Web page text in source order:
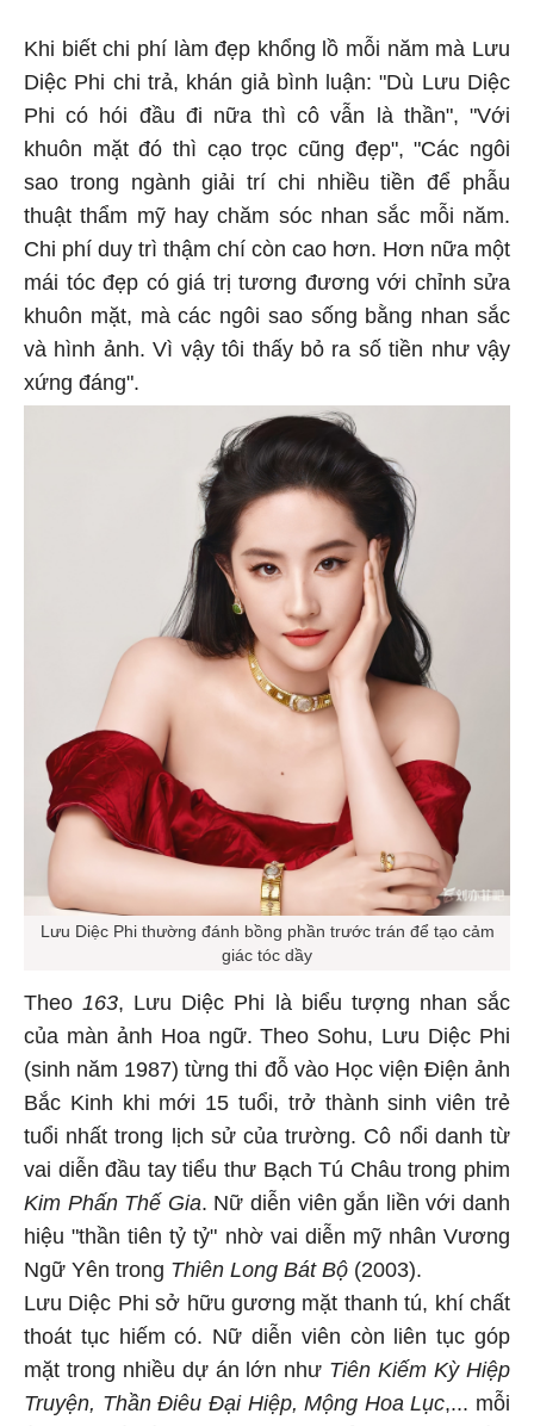
Khi biết chi phí làm đẹp khổng lồ mỗi năm mà Lưu
Diệc Phi chi trả, khán giả bình luận: "Dù Lưu Diệc
Phi có hói đầu đi nữa thì cô vẫn là thần", "Với
khuôn mặt đó thì cạo trọc cũng đẹp", "Các ngôi
sao trong ngành giải trí chi nhiều tiền để phẫu
thuật thẩm mỹ hay chăm sóc nhan sắc mỗi năm.
Chi phí duy trì thậm chí còn cao hơn. Hơn nữa một
mái tóc đẹp có giá trị tương đương với chỉnh sửa
khuôn mặt, mà các ngôi sao sống bằng nhan sắc
và hình ảnh. Vì vậy tôi thấy bỏ ra số tiền như vậy
xứng đáng".
Lưu Diệc Phi thường đánh bồng phần trước trán để tạo cảm
giác tóc dầy
Theo163, Lưu Diệc Phi là biểu tượng nhan sắc
của màn ảnh Hoa ngữ. Theo Sohu, Lưu Diệc Phi
(sinh năm 1987) từng thi đỗ vào Học viện Điện ảnh
Bắc Kinh khi mới 15 tuổi, trở thành sinh viên trẻ
tuổi nhất trong lịch sử của trường. Cô nổi danh từ
vai diễn đầu tay tiểu thư Bạch Tú Châu trong phim
Kim Phấn Thế Gia. Nữ diễn viên gắn liền với danh
hiệu "thần tiên tỷ tỷ" nhờ vai diễn mỹ nhân Vương
Ngữ Yên trong Thiên Long Bát Bộ (2003).
Lưu Diệc Phi sở hữu gương mặt thanh tú, khí chất
thoát tục hiếm có. Nữ diễn viên còn liên tục góp
mặt trong nhiều dự án lớn như Tiên Kiếm Kỳ Hiệp
Truyện, Thần Điêu Đại Hiệp, Mộng Hoa Lục,... mỗi